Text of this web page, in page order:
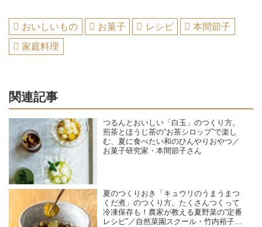
おいしいもの お菓子 レシピ
本間節子
家庭料理
関連記事
つるんとおいしい「白玉」のつくり方。
煎茶とほうじ茶の“お茶シロップ”で楽し
む、夏に食べたい和のひんやりおやつ／
お菓子研究家・本間節子さん
夏のつくりおき「キュウリのうまうまつ
くだ煮」のつくり方。たくさんつくって
冷凍保存も！農家が教える夏野菜の“定番
レシピ”／自然菜園スクール・竹内裕子さ